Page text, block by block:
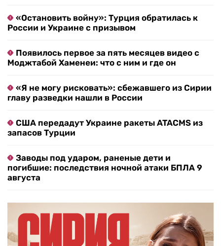
«Остановить войну»: Турция обратилась к
России и Украине с призывом
Появилось первое за пять месяцев видео с
Моджтабой Хаменеи: что с ним и где он
«Я не могу рисковать»: сбежавшего из Сирии
главу разведки нашли в России
США передадут Украине ракеты ATACMS из
запасов Турции
Заводы под ударом, раненые дети и
погибшие: последствия ночной атаки БПЛА 9
августа